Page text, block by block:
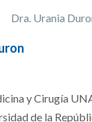
y Cirugía
de la